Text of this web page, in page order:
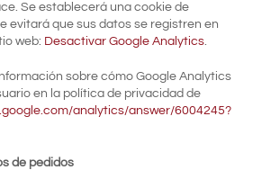
Se establecerá una cookie de
evitará que sus datos se registren en
web: Desactivar Google Analytics.
sobre cómo Google Analytics
en la política de privacidad de
analytics/answer/6004245?
de pedidos